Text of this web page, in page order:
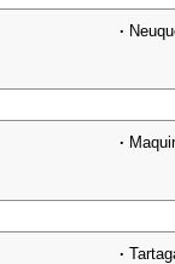
·
·
·